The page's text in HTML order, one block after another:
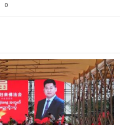
0